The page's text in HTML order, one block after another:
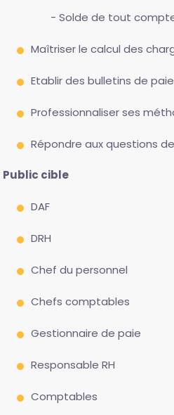
Solde de tout
Maîtriser le calcul des
Etablir des bulletins de
Professionnaliser ses
Répondre aux questions
Public cible
DAF
DRH
Chef du personnel
Chefs comptables
Gestionnaire de paie
Responsable RH
Comptables